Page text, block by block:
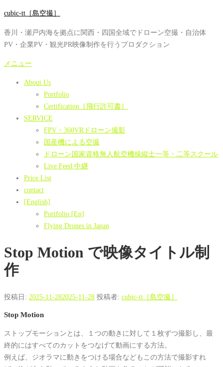
コ
テ
ン
ツ
cubic-tt［島空撮］
香川・瀬戸内海を拠点に関西・四国全域でドローン空撮・自治体
PV・企業PV・観光PR映像制作を行うプロダクション
メニュー
About Us
Portfolio
Certification［飛行許可書］
SERVICE
FPV・360VRドローン撮影
国産機による空撮
ドローン国家資格無人航空機操縦士一等・二等スクール
Live Feed 中継
Price List
contact
[English]
Portfolio [En]
Flying Drones in Japan
Stop Motion で映像タイトル制
作
投稿日: 2025-11-282025-11-28 投稿者: cubic-tt［島空撮］
Stop Motion
ストップモーションとは、１つの動きに対して１枚ずつ撮影し、最
終的にはすべてのカットをつなげて動画にする方法。
例えば、ジオラマに動きをつける場合などもこの方法で撮影すれ